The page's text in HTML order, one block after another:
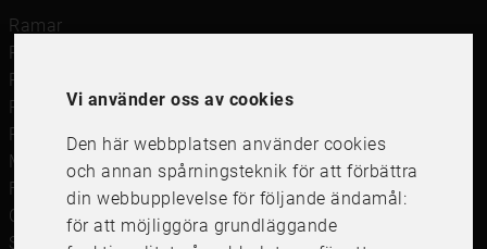
Vi använder oss av cookies
Den här webbplatsen använder cookies
och annan spårningsteknik för att förbättra
din webbupplevelse för följande ändamål:
för att möjliggöra grundläggande
Ramar
Ramar till Samsung The Frame
Ramverkstad & inramning
Passepartout
Posters
Måttbeställd passepartout
Framkalla bilder
Canvastavla
Studentskylt och studentplakat